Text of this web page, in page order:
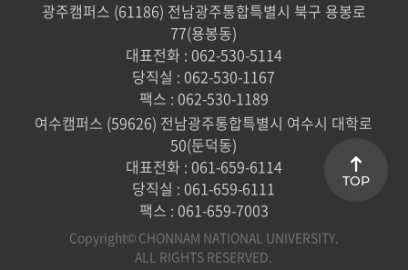
광주캠퍼스 (61186) 전남광주통합특별시 북구 용봉로
77(용봉동)
대표전화 : 062-530-5114
당직실 : 062-530-1167
팩스 : 062-530-1189
여수캠퍼스 (59626) 전남광주통합특별시 여수시 대학로
50(둔덕동)
대표전화 : 061-659-6114
당직실 : 061-659-6111
팩스 : 061-659-7003
Copyright© CHONNAM NATIONAL UNIVERSITY.
ALL RIGHTS RESERVED.
TOP